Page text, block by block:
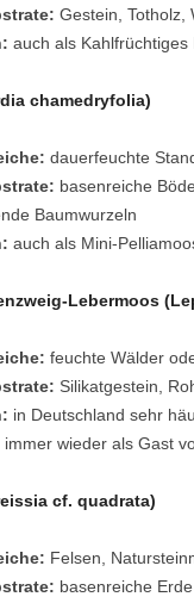
Gestein, Totholz,
auch als
chamedryfolia)
dauerfeuchte
basenreiche
Baumwurzeln
auch als Mini-
Lebermoos
feuchte Wälder
Silikatgestein,
in Deutschland sehr
wieder als Gast
cf. quadrata)
Felsen,
basenreiche Erde